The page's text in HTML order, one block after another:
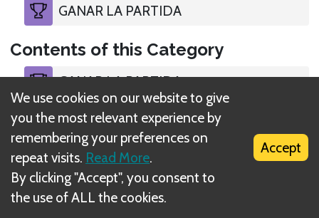
GANAR LA PARTIDA
Contents of this Category
GANAR LA PARTIDA
What is DIZED Rules?
We use cookies on our website to give
you the most relevant experience by
remembering your preferences on
repeat visits. Read More.
By clicking "Accept", you consent to
the use of ALL the cookies.
Accept